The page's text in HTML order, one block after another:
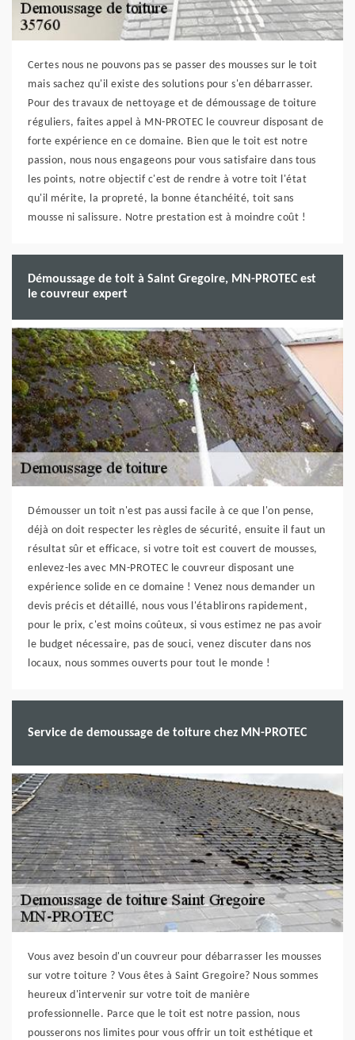
Certes nous ne pouvons pas se passer des mousses sur le toit
mais sachez qu'il existe des solutions pour s'en débarrasser.
Pour des travaux de nettoyage et de démoussage de toiture
réguliers, faites appel à MN-PROTEC le couvreur disposant de
forte expérience en ce domaine. Bien que le toit est notre
passion, nous nous engageons pour vous satisfaire dans tous
les points, notre objectif c'est de rendre à votre toit l'état
qu'il mérite, la propreté, la bonne étanchéité, toit sans
mousse ni salissure. Notre prestation est à moindre coût !
Démoussage de toit à Saint Gregoire, MN-PROTEC est
le couvreur expert
Démousser un toit n'est pas aussi facile à ce que l'on pense,
déjà on doit respecter les règles de sécurité, ensuite il faut un
résultat sûr et efficace, si votre toit est couvert de mousses,
enlevez-les avec MN-PROTEC le couvreur disposant une
expérience solide en ce domaine ! Venez nous demander un
devis précis et détaillé, nous vous l'établirons rapidement,
pour le prix, c'est moins coûteux, si vous estimez ne pas avoir
le budget nécessaire, pas de souci, venez discuter dans nos
locaux, nous sommes ouverts pour tout le monde !
Service de demoussage de toiture chez MN-PROTEC
Vous avez besoin d'un couvreur pour débarrasser les mousses
sur votre toiture ? Vous êtes à Saint Gregoire? Nous sommes
heureux d'intervenir sur votre toit de manière
professionnelle. Parce que le toit est notre passion, nous
pousserons nos limites pour vous offrir un toit esthétique et